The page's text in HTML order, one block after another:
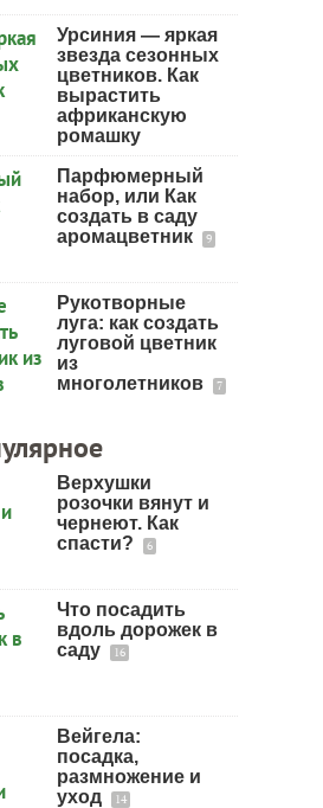
Урсиния — яркая
звезда сезонных
цветников. Как
вырастить
африканскую
ромашку
Парфюмерный
набор, или Как
создать в саду
аромацветник
9
Рукотворные
луга: как создать
луговой цветник
из
многолетников
7
Верхушки
розочки вянут и
чернеют. Как
спасти?
6
Что посадить
вдоль дорожек в
саду
16
Вейгела:
посадка,
размножение и
уход
14